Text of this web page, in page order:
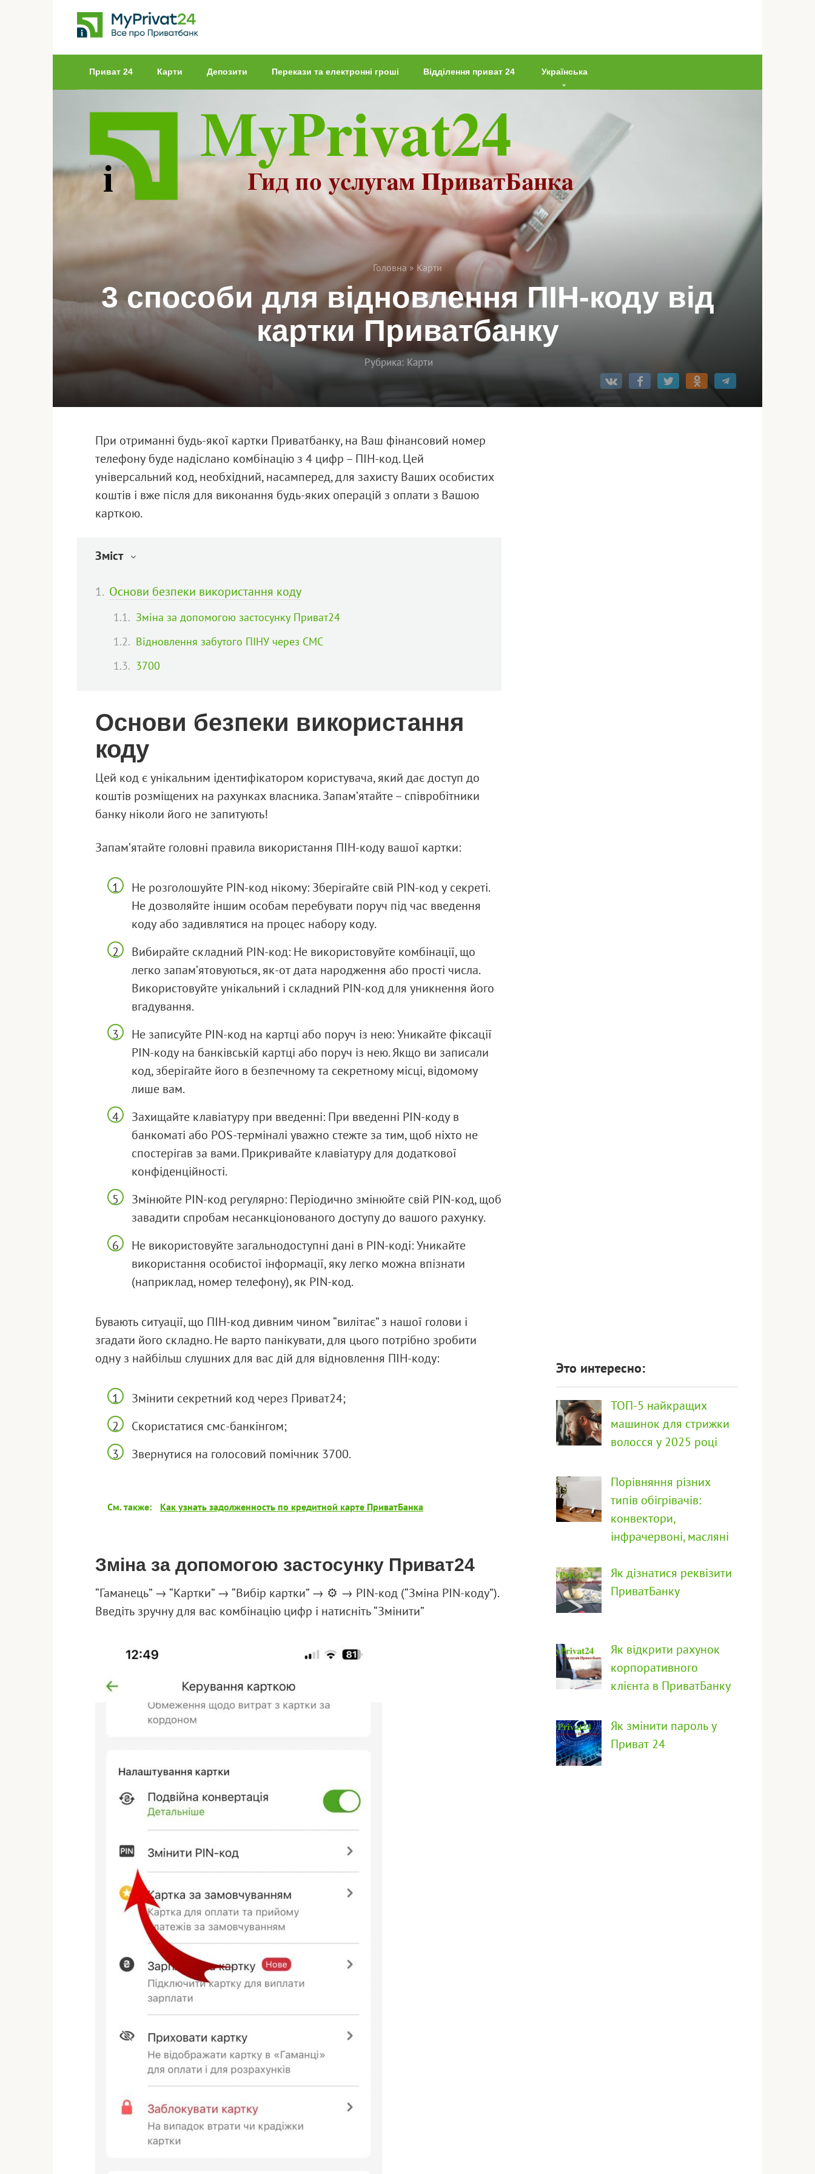
Приват 24 Карти Депозити Перекази та електронні гроші Відділення приват 24 Українська
Головна » Карти
3 способи для відновлення ПІН-коду від
картки Приватбанку
Рубрика: Карти
При отриманні будь-якої картки Приватбанку, на Ваш фінансовий номер
телефону буде надіслано комбінацію з 4 цифр – ПІН-код. Цей
універсальний код, необхідний, насамперед, для захисту Ваших особистих
коштів і вже після для виконання будь-яких операцій з оплати з Вашою
карткою.
Зміст
Основи безпеки використання коду
Зміна за допомогою застосунку Приват24
Відновлення забутого ПІНУ через СМС
3700
Основи безпеки використання
коду
Цей код є унікальним ідентифікатором користувача, який дає доступ до
коштів розміщених на рахунках власника. Запам’ятайте – співробітники
банку ніколи його не запитують!
Запам’ятайте головні правила використання ПІН-коду вашої картки:
Не розголошуйте PIN-код нікому: Зберігайте свій PIN-код у секреті.
Не дозволяйте іншим особам перебувати поруч під час введення
коду або задивлятися на процес набору коду.
Вибирайте складний PIN-код: Не використовуйте комбінації, що
легко запам’ятовуються, як-от дата народження або прості числа.
Використовуйте унікальний і складний PIN-код для уникнення його
вгадування.
Не записуйте PIN-код на картці або поруч із нею: Уникайте фіксації
PIN-коду на банківській картці або поруч із нею. Якщо ви записали
код, зберігайте його в безпечному та секретному місці, відомому
лише вам.
Захищайте клавіатуру при введенні: При введенні PIN-коду в
банкоматі або POS-терміналі уважно стежте за тим, щоб ніхто не
спостерігав за вами. Прикривайте клавіатуру для додаткової
конфіденційності.
Змінюйте PIN-код регулярно: Періодично змінюйте свій PIN-код, щоб
завадити спробам несанкціонованого доступу до вашого рахунку.
Не використовуйте загальнодоступні дані в PIN-коді: Уникайте
використання особистої інформації, яку легко можна впізнати
(наприклад, номер телефону), як PIN-код.
Бувають ситуації, що ПІН-код дивним чином “вилітає” з нашої голови і
згадати його складно. Не варто панікувати, для цього потрібно зробити
одну з найбільш слушних для вас дій для відновлення ПІН-коду:
Змінити секретний код через Приват24;
Скористатися смс-банкінгом;
Звернутися на голосовий помічник 3700.
См. также: Как узнать задолженность по кредитной карте ПриватБанка
Зміна за допомогою застосунку Приват24
“Гаманець” → “Картки” → “Вибір картки” → ⚙ → PIN-код (“Зміна PIN-коду”).
Введіть зручну для вас комбінацію цифр і натисніть “Змінити”
Это интересно:
ТОП-5 найкращих
машинок для стрижки
волосся у 2025 році
Порівняння різних
типів обігрівачів:
конвектори,
інфрачервоні, масляні
Як дізнатися реквізити
ПриватБанку
Як відкрити рахунок
корпоративного
клієнта в ПриватБанку
Як змінити пароль у
Приват 24